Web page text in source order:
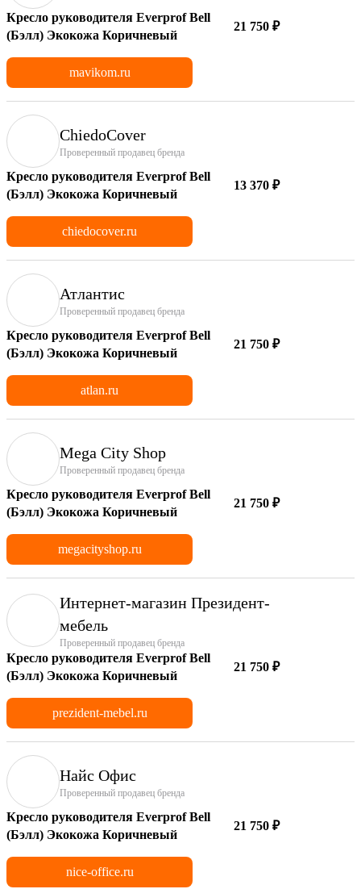
Кресло руководителя Everprof Bell
(Бэлл) Экокожа Коричневый
21 750 ₽
mavikom.ru
ChiedoCover
Проверенный продавец бренда
Кресло руководителя Everprof Bell
(Бэлл) Экокожа Коричневый
13 370 ₽
chiedocover.ru
Атлантис
Проверенный продавец бренда
Кресло руководителя Everprof Bell
(Бэлл) Экокожа Коричневый
21 750 ₽
atlan.ru
Mega City Shop
Проверенный продавец бренда
Кресло руководителя Everprof Bell
(Бэлл) Экокожа Коричневый
21 750 ₽
megacityshop.ru
Интернет-магазин Президент-
мебель
Проверенный продавец бренда
Кресло руководителя Everprof Bell
(Бэлл) Экокожа Коричневый
21 750 ₽
prezident-mebel.ru
Найс Офис
Проверенный продавец бренда
Кресло руководителя Everprof Bell
(Бэлл) Экокожа Коричневый
21 750 ₽
nice-office.ru